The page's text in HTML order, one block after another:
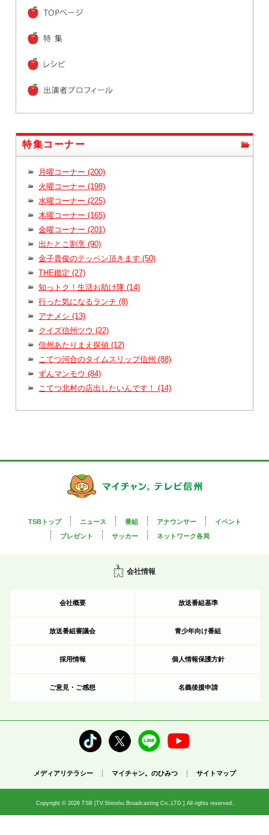
特集コーナー
月曜コーナー (200)
火曜コーナー (198)
水曜コーナー (225)
木曜コーナー (165)
金曜コーナー (201)
出たとこ割烹 (90)
金子貴俊のテッペン頂きます (50)
THE鑑定 (27)
知っトク！生活お助け隊 (14)
行った気になるランチ (8)
アナメシ (13)
クイズ信州ツウ (22)
信州あたりまえ探偵 (12)
こてつ河合のタイムスリップ信州 (88)
ずんマンモウ (84)
こてつ北村の店出したいんです！ (14)
TSBトップ ニュース 番組 アナウンサー
イベント
プレゼント
サッカー ネットワーク各局
会社情報
会社概要 放送番組基準
放送番組審議会 青少年向け番組
採用情報 個人情報保護方針
ご意見・ご感想 名義後援申請
メディアリテラシー マイチャン。のひみつ サイトマップ
Copyright © 2026 TSB [TV.Shinshu Broadcasting Co.,LTD.] All rights reserved.